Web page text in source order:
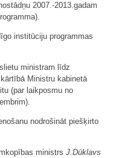
2007.-2013.gadam
institūciju programmas
ministram līdz
Ministru kabinetā
(par laikposmu no
nodrošināt piešķirto
ministrs J.Dūklavs